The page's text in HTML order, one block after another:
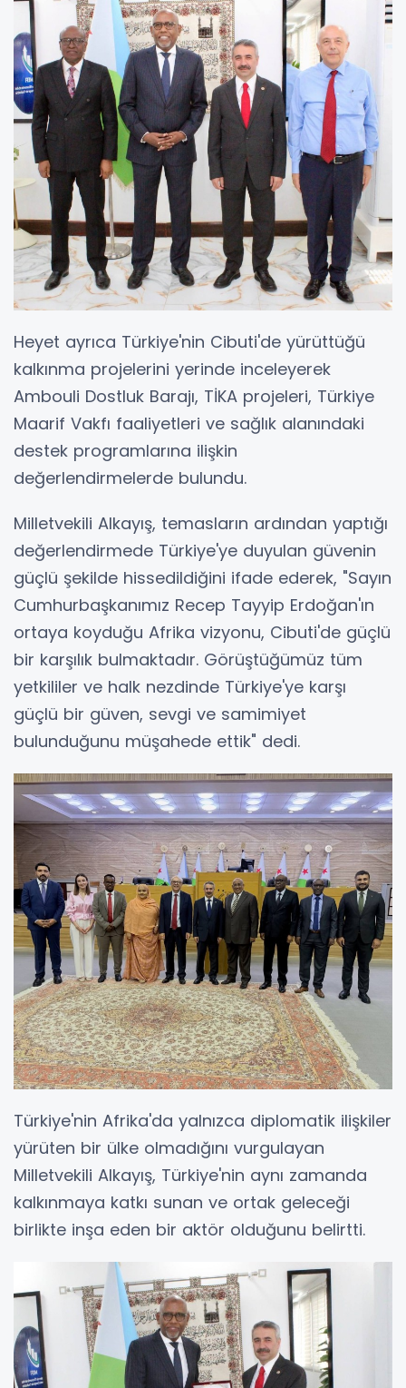
Heyet ayrıca Türkiye'nin Cibuti'de yürüttüğü
kalkınma projelerini yerinde inceleyerek
Ambouli Dostluk Barajı, TİKA projeleri, Türkiye
Maarif Vakfı faaliyetleri ve sağlık alanındaki
destek programlarına ilişkin
değerlendirmelerde bulundu.
Milletvekili Alkayış, temasların ardından yaptığı
değerlendirmede Türkiye'ye duyulan güvenin
güçlü şekilde hissedildiğini ifade ederek, "Sayın
Cumhurbaşkanımız Recep Tayyip Erdoğan'ın
ortaya koyduğu Afrika vizyonu, Cibuti'de güçlü
bir karşılık bulmaktadır. Görüştüğümüz tüm
yetkililer ve halk nezdinde Türkiye'ye karşı
güçlü bir güven, sevgi ve samimiyet
bulunduğunu müşahede ettik" dedi.
Türkiye'nin Afrika'da yalnızca diplomatik ilişkiler
yürüten bir ülke olmadığını vurgulayan
Milletvekili Alkayış, Türkiye'nin aynı zamanda
kalkınmaya katkı sunan ve ortak geleceği
birlikte inşa eden bir aktör olduğunu belirtti.